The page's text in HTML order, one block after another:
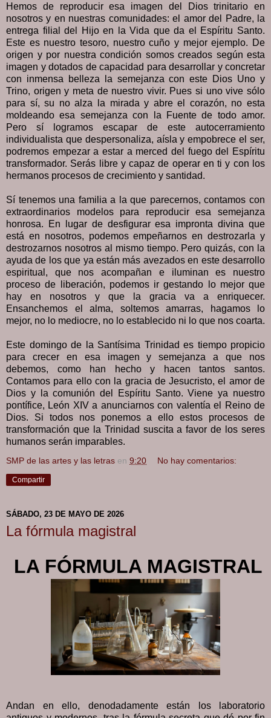
Hemos de reproducir esa imagen del Dios trinitario en
nosotros y en nuestras comunidades: el amor del Padre, la
entrega filial del Hijo en la Vida que da el Espíritu Santo.
Este es nuestro tesoro, nuestro cuño y mejor ejemplo. De
origen y por nuestra condición somos creados según esta
imagen y dotados de capacidad para desarrollar y concretar
con inmensa belleza la semejanza con este Dios Uno y
Trino, origen y meta de nuestro vivir. Pues si uno vive sólo
para sí, su no alza la mirada y abre el corazón, no esta
moldeando esa semejanza con la Fuente de todo amor.
Pero sí logramos escapar de este autocerramiento
individualista que despersonaliza, aísla y empobrece el ser,
podremos empezar a estar a merced del fuego del Espíritu
transformador. Serás libre y capaz de operar en ti y con los
hermanos procesos de crecimiento y santidad.
Sí tenemos una familia a la que parecernos, contamos con
extraordinarios modelos para reproducir esa semejanza
honrosa. En lugar de desfigurar esa impronta divina que
está en nosotros, podemos empeñarnos en destrozarla y
destrozarnos nosotros al mismo tiempo. Pero quizás, con la
ayuda de los que ya están más avezados en este desarrollo
espiritual, que nos acompañan e iluminan es nuestro
proceso de liberación, podemos ir gestando lo mejor que
hay en nosotros y que la gracia va a enriquecer.
Ensanchemos el alma, soltemos amarras, hagamos lo
mejor, no lo mediocre, no lo establecido ni lo que nos coarta.
Este domingo de la Santísima Trinidad es tiempo propicio
para crecer en esa imagen y semejanza a que nos
debemos, como han hecho y hacen tantos santos.
Contamos para ello con la gracia de Jesucristo, el amor de
Dios y la comunión del Espíritu Santo. Viene ya nuestro
pontífice, León XIV a anunciarnos con valentía el Reino de
Dios. Si todos nos ponemos a ello estos procesos de
transformación que la Trinidad suscita a favor de los seres
humanos serán imparables.
SMP de las artes y las letras en 9:20 No hay comentarios:
Compartir
SÁBADO, 23 DE MAYO DE 2026
La fórmula magistral
LA FÓRMULA MAGISTRAL
Andan en ello, denodadamente están los laboratorio